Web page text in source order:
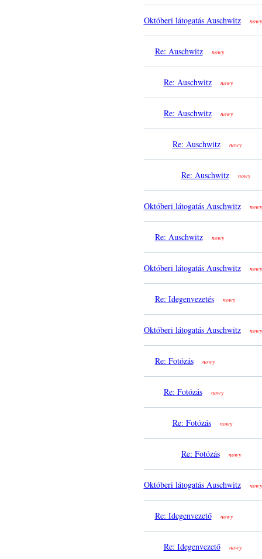
Októberi látogatás Auschwitz nowy
Re: Auschwitz nowy
Re: Auschwitz nowy
Re: Auschwitz nowy
Re: Auschwitz nowy
Re: Auschwitz nowy
Októberi látogatás Auschwitz nowy
Re: Auschwitz nowy
Októberi látogatás Auschwitz nowy
Re: Idegenvezetés nowy
Októberi látogatás Auschwitz nowy
Re: Fotózás nowy
Re: Fotózás nowy
Re: Fotózás nowy
Re: Fotózás nowy
Októberi látogatás Auschwitz nowy
Re: Idegenvezető nowy
Re: Idegenvezető nowy